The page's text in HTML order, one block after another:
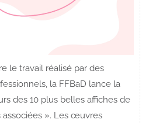
le travail réalisé par des
la FFBaD lance la
des 10 plus belles affiches de
». Les œuvres